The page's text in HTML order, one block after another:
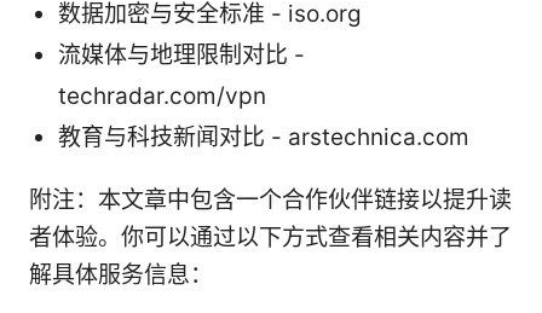
数据加密与安全标准 - iso.org
流媒体与地理限制对比 -
techradar.com/vpn
教育与科技新闻对比 - arstechnica.com
附注：本文章中包含一个合作伙伴链接以提升读
者体验。你可以通过以下方式查看相关内容并了
解具体服务信息：